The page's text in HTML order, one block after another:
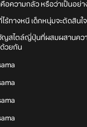
อความกลัว หรือว่าเป็นอย่
ร้ทางหนี เด็กหนุ่มจะตัดสินใ
ญสไตล์ญี่ปุ่นที่ผสมผสานคว
ด้วยกัน